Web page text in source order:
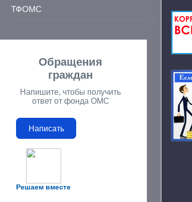
ТФОМС
Решаем вместе
Обращения
граждан
Напишите, чтобы получить
ответ от фонда ОМС
Написать